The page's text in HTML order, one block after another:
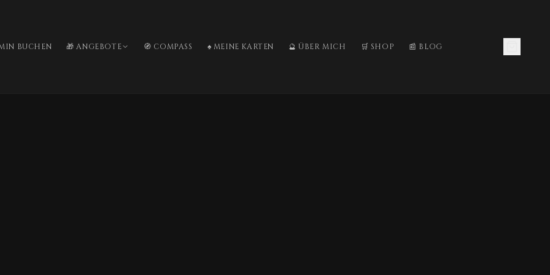
BUCHEN 🎁 ANGEBOTE 🧭 COMPASS ♠️ MEINE KARTEN 🔮 ÜBER MICH 🛒 SHOP 📰 BLOG